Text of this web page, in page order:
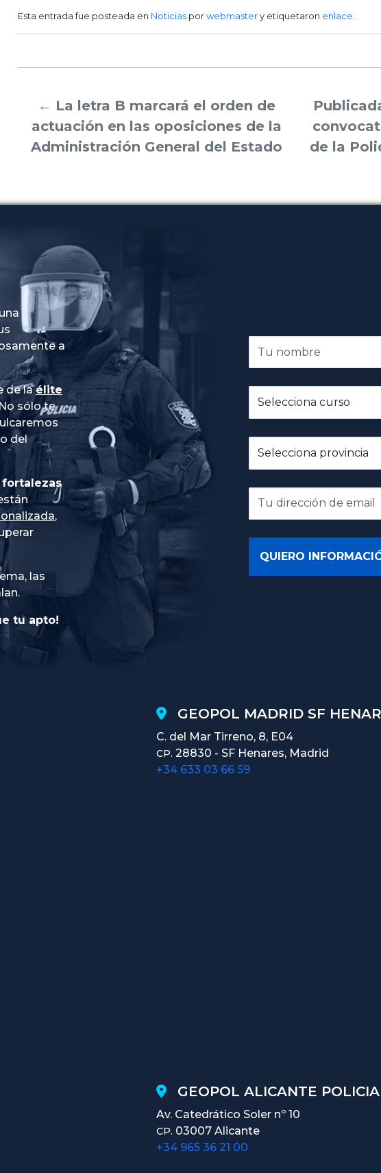
Esta entrada fue posteada en Noticias porwebmastery etiquetaron enlace
← La letra B marcará el orden de
actuación en las oposiciones de la
Administración General del Estado
de la
a
de laélite
sólo te
del
fortalezas
,
las
tu apto!
GEOPOL MADRID SF
C. del Mar Tirreno, 8, E04
CP. 28830 - SF Henares, Madrid
+34 633 03 66 59
GEOPOL ALICANTE
Av. Catedrático Soler nº 10
CP. 03007 Alicante
+34 965 36 21 00